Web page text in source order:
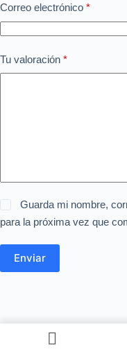
Correo electrónico *
Tu valoración *
Guarda mi nombre,
para la próxima vez que
Enviar